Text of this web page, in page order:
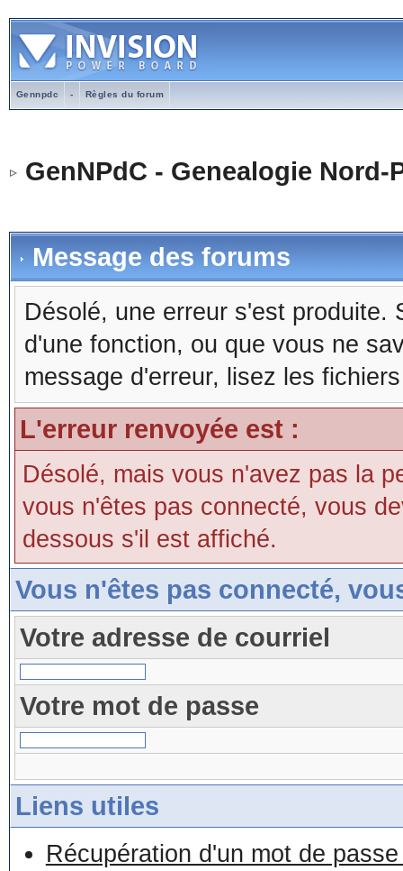
Gennpdc - Règles du forum
GenNPdC - Genealogie Nord-
Message des forums
Désolé, une erreur s'est produite.
d'une fonction, ou que vous ne
message d'erreur, lisez les
L'erreur renvoyée est :
Désolé, mais vous n'avez pas la
vous n'êtes pas connecté, vous
dessous s'il est affiché.
Vous n'êtes pas connecté,
Votre adresse de courriel
Votre mot de passe
Liens utiles
Récupération d'un mot de